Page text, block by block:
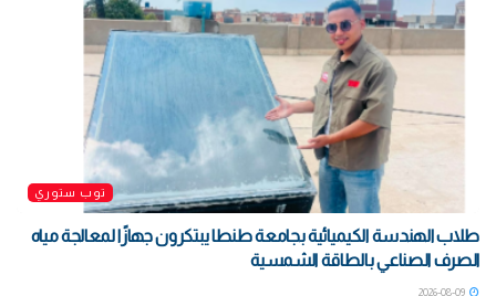
توب ستوري
طلاب الهندسة الكيميائية بجامعة طنطا يبتكرون جهازًا لمعالجة مياه
الصرف الصناعي بالطاقة الشمسية